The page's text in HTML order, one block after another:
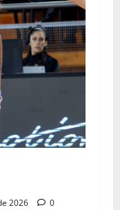
2026 0